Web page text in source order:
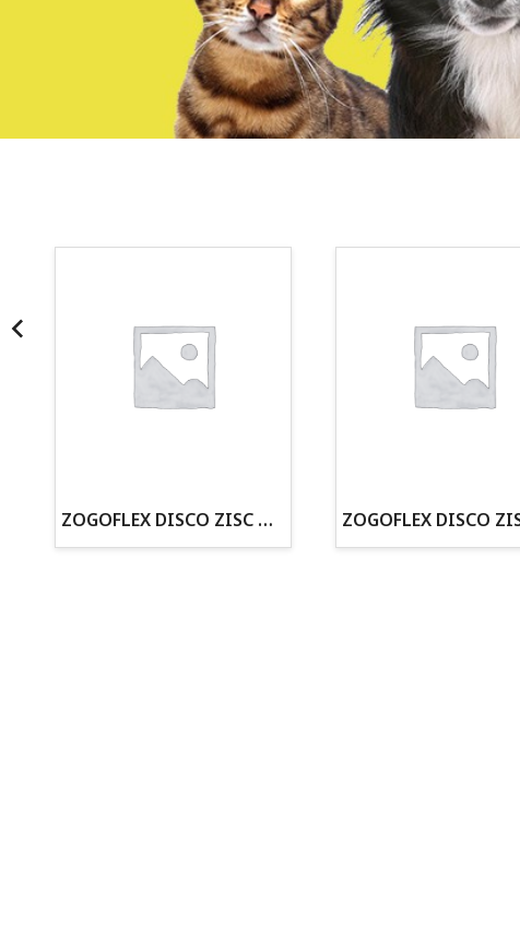
¡Somos Aquanatura!
· Cachorros supervisados por equipo veterinario
· Asesoramiento profesional personalizado
ZOGOFLEX DISCO ZISC MINI (16CM) FLUORESCENTE